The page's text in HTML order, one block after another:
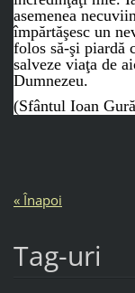
asemenea
împărtăşesc un
folos să-şi piardă
salveze viaţa de
Dumnezeu.
(Sfântul Ioan
« Înapoi
Tag-uri